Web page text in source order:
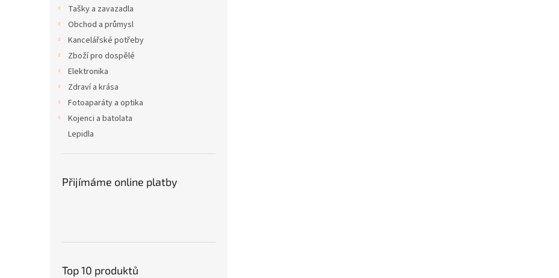
Tašky a zavazadla
Obchod a průmysl
Kancelářské potřeby
Zboží pro dospělé
Elektronika
Zdraví a krása
Fotoaparáty a optika
Kojenci a batolata
Lepidla
Přijímáme online platby
Top 10 produktů